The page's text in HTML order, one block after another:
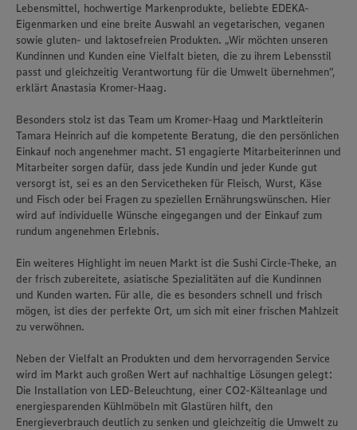
Lebensmittel, hochwertige Markenprodukte, beliebte EDEKA-
Eigenmarken und eine breite Auswahl an vegetarischen, veganen
sowie gluten- und laktosefreien Produkten. „Wir möchten unseren
Kundinnen und Kunden eine Vielfalt bieten, die zu ihrem Lebensstil
passt und gleichzeitig Verantwortung für die Umwelt übernehmen“,
erklärt Anastasia Kromer-Haag.
Besonders stolz ist das Team um Kromer-Haag und Marktleiterin
Tamara Heinrich auf die kompetente Beratung, die den persönlichen
Einkauf noch angenehmer macht. 51 engagierte Mitarbeiterinnen und
Mitarbeiter sorgen dafür, dass jede Kundin und jeder Kunde gut
versorgt ist, sei es an den Servicetheken für Fleisch, Wurst, Käse
und Fisch oder bei Fragen zu speziellen Ernährungswünschen. Hier
wird auf individuelle Wünsche eingegangen und der Einkauf zum
rundum angenehmen Erlebnis.
Ein weiteres Highlight im neuen Markt ist die Sushi Circle-Theke, an
der frisch zubereitete, asiatische Spezialitäten auf die Kundinnen
und Kunden warten. Für alle, die es besonders schnell und frisch
mögen, ist dies der perfekte Ort, um sich mit einer frischen Mahlzeit
zu verwöhnen.
Neben der Vielfalt an Produkten und dem hervorragenden Service
wird im Markt auch großen Wert auf nachhaltige Lösungen gelegt:
Die Installation von LED-Beleuchtung, einer CO2-Kälteanlage und
energiesparenden Kühlmöbeln mit Glastüren hilft, den
Energieverbrauch deutlich zu senken und gleichzeitig die Umwelt zu